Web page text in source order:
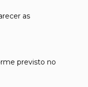
as
previsto no